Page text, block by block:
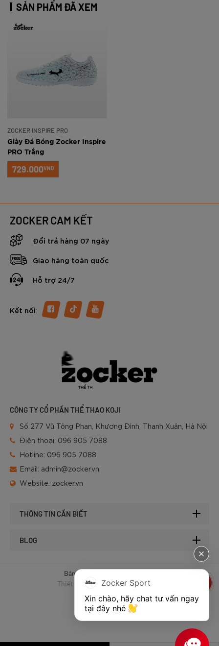
SẢN PHẨM ĐÃ XEM
ZOCKER INSPIRE PRO
Giày Đá Bóng Zocker Inspire
PRO Trắng
729.000VNĐ
ZOCKER CAM KẾT
Đổi trả hàng 07 ngày
Giao hàng toàn quốc
Hỗ trợ 24/7
Kết nối:
CÔNG TY CỔ PHẦN THỂ THAO KOJI
Số 277 Vũ Tông Phan, Khương Đình, Thanh Xuân, Hà Nội
Điện thoại: 096 905 7088
Hotline: 096 905 7088
Email: admin@zocker.vn
Website: zocker.vn
THÔNG TIN CẦN BIẾT
BLOG
Bản quyền © 2025 của Zocker.
Thiết kế website & SEO - Tất Thành
Zocker Sport
Xin chào, hãy chat tư vấn ngay
tại đây nhé